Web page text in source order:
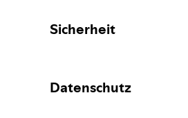
Sicherheit
Datenschutz